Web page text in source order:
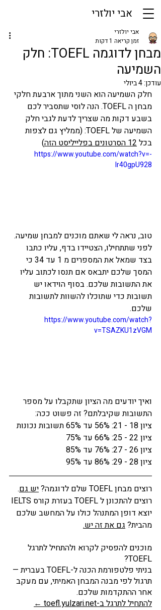
אבי יולזרי
מבחן לדוגמה TOEFL: חלק
השמיעה
אבי יולזרי
זמן קריאה 1 דקות
עודכן:4 ביולי
חלק השמיעה הוא השני מתוך ארבעת חלקי
מבחן ה TOEFL. הנה לוסי שתסביר לכם
בשבע דקות מה שצריך לדעת לגבי חלק
השמיעה של TOEFL: (ממליץ גם לצפות
בכל 12 הסרטונים בפלייליסט הזה )
https://www.youtube.com/watch?v=-
lr40gpU928
טוב, נראה לי שאתם מוכנים למבחן שמיעה.
לפני שתתחילו, הצטיידו בדף, עליו כתבו
בצד שמאל את המספרים מ 1 עד 34 כי
המסך שלכם יתבאס אם תנסו לכתוב עליו
את התשובות שלכם. בסוף הוידאו יש
תשובות כדי שתוכלו להשוות לתשובות
שלכם.
https://www.youtube.com/watch?
v=TSAZKU1zVGM
ואיך יודעים מה הציון שתקבלו על מספר
התשובות שקיבלתם? זה פשוט ככה:
ציון 18 - 21: 56% עד 65% תשובות נכונות
ציון 22 - 25: 66% עד 75%
ציון 26 - 27: 76% עד 85%
ציון 28 - 29: 86% עד 95%
רוצים מבחן TOEFL שלם לדוגמה? יש גם.
יוצא דופן המתנהל כולו על המחשב שלכם
מהבית? גם את זה יש.
מוכנים להפסיק לקרוא ולהתחיל לתרגל
TOEFL?
בניתי פלטפורמת הכנה ל-TOEFL בעברית —
תרגול לפי מבנה המבחן האמיתי, עם מעקב
אחר ההתקדמות שלכם.
להתחיל לתרגל ב-toefl.yulzari.net ←